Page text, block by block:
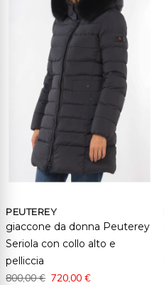
PEUTEREY
giaccone da donna Peuterey
Seriola con collo alto e
pelliccia
800,00 € 720,00 €